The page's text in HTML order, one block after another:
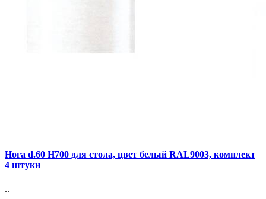
Нога d.60 Н700 для стола, цвет белый RAL9003, комплект
4 штуки
..